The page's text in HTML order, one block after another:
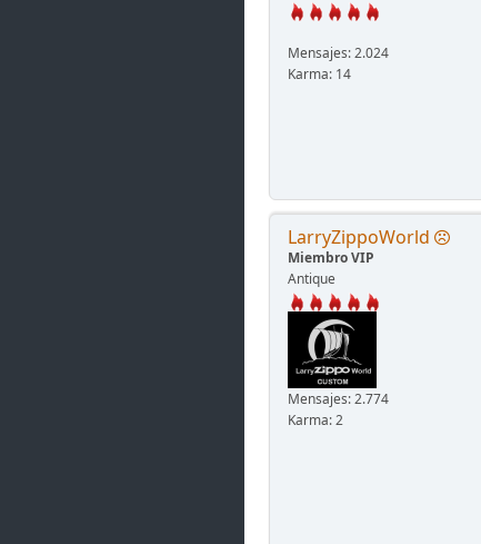
Mensajes: 2.024
Karma: 14
LarryZippoWorld
Miembro VIP
Antique
Mensajes: 2.774
Karma: 2